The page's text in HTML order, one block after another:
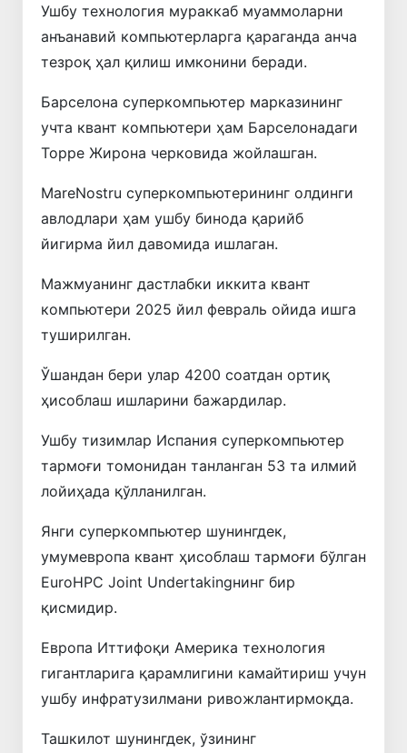
Ушбу технология мураккаб муаммоларни
анъанавий компьютерларга қараганда анча
тезроқ ҳал қилиш имконини беради.
Барселона суперкомпьютер марказининг
учта квант компьютери ҳам Барселонадаги
Торре Жирона черковида жойлашган.
MareNostru суперкомпьютерининг олдинги
авлодлари ҳам ушбу бинода қарийб
йигирма йил давомида ишлаган.
Мажмуанинг дастлабки иккита квант
компьютери 2025 йил февраль ойида ишга
туширилган.
Ўшандан бери улар 4200 соатдан ортиқ
ҳисоблаш ишларини бажардилар.
Ушбу тизимлар Испания суперкомпьютер
тармоғи томонидан танланган 53 та илмий
лойиҳада қўлланилган.
Янги суперкомпьютер шунингдек,
умумевропа квант ҳисоблаш тармоғи бўлган
EuroHPC Joint Undertakingнинг бир
қисмидир.
Европа Иттифоқи Америка технология
гигантларига қарамлигини камайтириш учун
ушбу инфратузилмани ривожлантирмоқда.
Ташкилот шунингдек, ўзининг